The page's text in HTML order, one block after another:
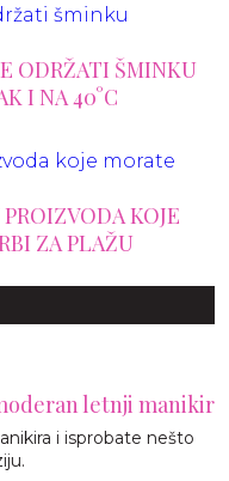
ODRŽATI ŠMINKU
I NA 40°C
KOJE
ZA PLAŽU
letnji manikir
i isprobate nešto